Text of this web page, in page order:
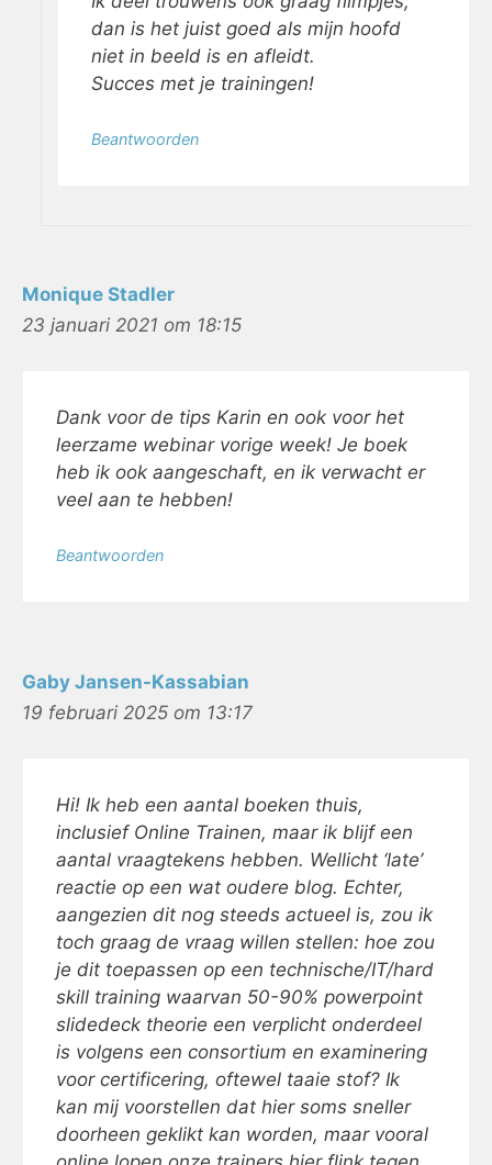
dan is het juist goed als mijn hoofd
niet in beeld is en afleidt.
Succes met je trainingen!
Beantwoorden
Monique Stadler
23 januari 2021 om 18:15
Dank voor de tips Karin en ook voor het
leerzame webinar vorige week! Je boek
heb ik ook aangeschaft, en ik verwacht er
veel aan te hebben!
Beantwoorden
Gaby Jansen-Kassabian
19 februari 2025 om 13:17
Hi! Ik heb een aantal boeken thuis,
inclusief Online Trainen, maar ik blijf een
aantal vraagtekens hebben. Wellicht ‘late’
reactie op een wat oudere blog. Echter,
aangezien dit nog steeds actueel is, zou ik
toch graag de vraag willen stellen: hoe zou
je dit toepassen op een technische/IT/hard
skill training waarvan 50-90% powerpoint
slidedeck theorie een verplicht onderdeel
is volgens een consortium en examinering
voor certificering, oftewel taaie stof? Ik
kan mij voorstellen dat hier soms sneller
doorheen geklikt kan worden, maar vooral